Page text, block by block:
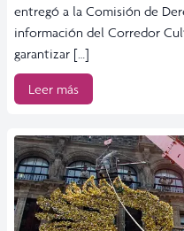
entregó a la Comisión de
información del Corredor
garantizar […]
Leer más